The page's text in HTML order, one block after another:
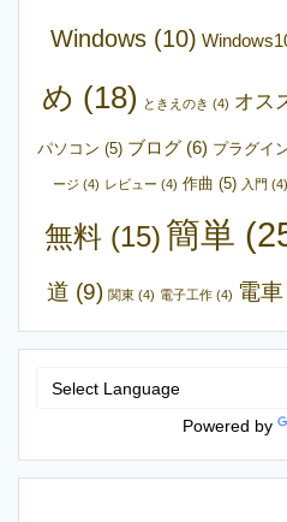
Windows (10)
め (18) ときえのき (4) オス
パソコン (5) ブログ(6) プラグイ
ージ (4) レビュー (4) 作曲 (5) 入門 (4)
無料(15) 簡単
道 (9) 関東(4) 電子工作(4) 電車
Powered by